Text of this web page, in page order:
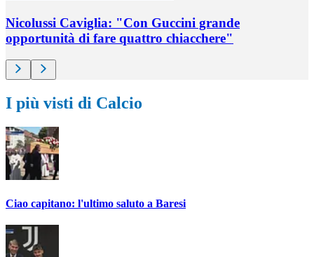
Nicolussi Caviglia: "Con Guccini grande
opportunità di fare quattro chiacchere"
I più visti di Calcio
Ciao capitano: l'ultimo saluto a Baresi